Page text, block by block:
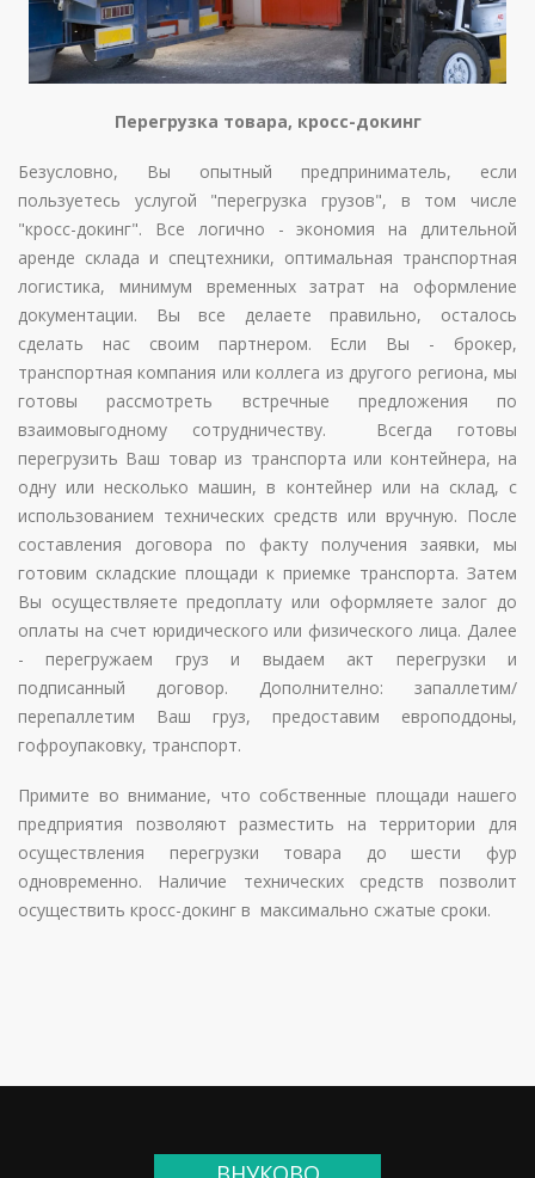
Перегрузка товара, кросс-докинг
Безусловно, Вы опытный предприниматель, если
пользуетесь услугой "перегрузка грузов", в том числе
"кросс-докинг". Все логично - экономия на длительной
аренде склада и спецтехники, оптимальная транспортная
логистика, минимум временных затрат на оформление
документации. Вы все делаете правильно, осталось
сделать нас своим партнером. Если Вы - брокер,
транспортная компания или коллега из другого региона, мы
готовы рассмотреть встречные предложения по
взаимовыгодному сотрудничеству. Всегда готовы
перегрузить Ваш товар из транспорта или контейнера, на
одну или несколько машин, в контейнер или на склад, с
использованием технических средств или вручную. После
составления договора по факту получения заявки, мы
готовим складские площади к приемке транспорта. Затем
Вы осуществляете предоплату или оформляете залог до
оплаты на счет юридического или физического лица. Далее
- перегружаем груз и выдаем акт перегрузки и
подписанный договор. Дополнително: запаллетим/
перепаллетим Ваш груз, предоставим европоддоны,
гофроупаковку, транспорт.
Примите во внимание, что собственные площади нашего
предприятия позволяют разместить на территории для
осуществления перегрузки товара до шести фур
одновременно. Наличие технических средств позволит
осуществить кросс-докинг в максимально сжатые сроки.